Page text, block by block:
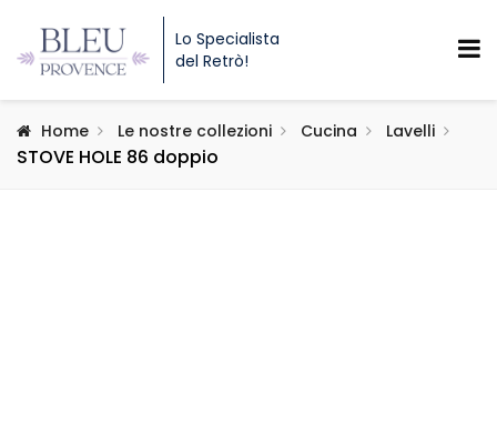
Lo Specialista
del Retrò!
Home Le nostre collezioni Cucina Lavelli
STOVE HOLE 86 doppio